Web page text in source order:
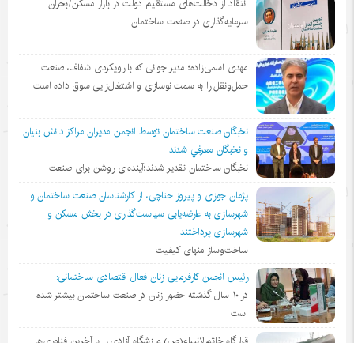
انتقاد از دخالت‌های مستقیم دولت در بازار مسکن/بحران
سرمایه‌گذاری در صنعت ساختمان
مهدی اسمی‌زاده؛ مدیر جوانی که با رویکردی شفاف، صنعت
حمل‌ونقل را به سمت نوسازی و اشتغال‌زایی سوق داده است
نخبگان صنعت ساختمان توسط انجمن مديران مراكز دانش بنيان
و نخبگان معرفي شدند
نخبگان ساختمان تقدیر شدند؛آینده‌ای روشن برای صنعت
پژمان جوزی و پیروز حناچی، از کارشناسان صنعت ساختمان و
شهرسازی به عارضه‌یابی سیاست‌گذاری در بخش مسکن و
شهرسازی پرداختند
ساخت‌وساز منهای کیفیت
رئیس انجمن کارفرمایی زنان فعال اقتصادی ساختمانی:
در ١٠ سال گذشته حضور زنان در صنعت ساختمان بیشتر شده
است